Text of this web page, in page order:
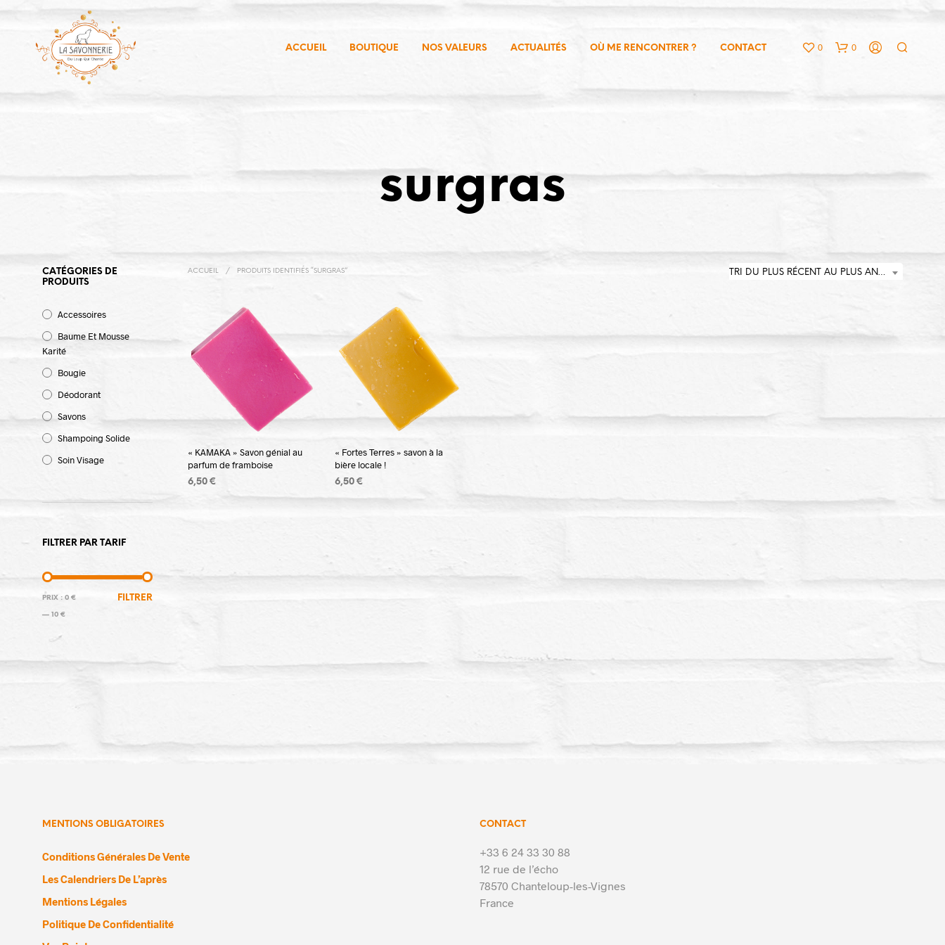
ACCUEIL BOUTIQUE NOS VALEURS ACTUALITÉS OÙ ME RENCONTRER ? CONTACT 0 0
E
surgras
CATÉGORIES DE
PRODUITS
Accessoires
Baume Et Mousse
Karité
Bougie
Déodorant
Savons
Shampoing Solide
Soin Visage
FILTRER PAR TARIF
PRIX
MIN
PRIX
MAX
FILTRER
PRIX : 0 €
— 10 €
ACCUEIL / PRODUITS IDENTIFIÉS “SURGRAS” TRI DU PLUS RÉCENT AU PLUS ANCIEN
« KAMAKA » Savon génial au
parfum de framboise
6,50€
« Fortes Terres » savon à la
bière locale !
6,50 €
AJOUTER AU PANIER
MENTIONS OBLIGATOIRES
Conditions Générales De Vente
Les Calendriers De L’après
Mentions Légales
Politique De Confidentialité
CONTACT
+33 6 24 33 30 88
12 rue de l’écho
78570 Chanteloup-les-Vignes
France